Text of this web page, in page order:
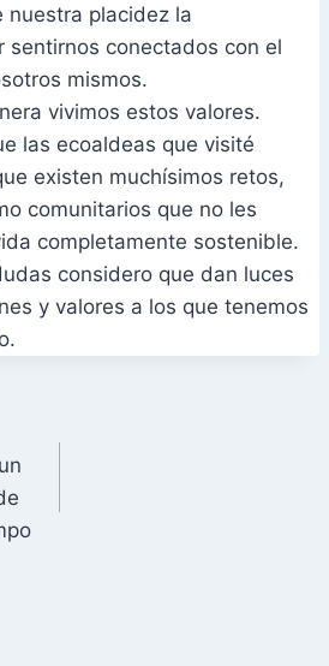
nuestra placidez la
sentirnos conectados con el
mismos.
vivimos estos valores.
las ecoaldeas que visité
existen muchísimos retos,
comunitarios que no les
completamente sostenible.
considero que dan luces
y valores a los que tenemos